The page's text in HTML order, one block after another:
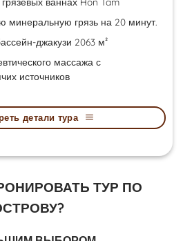
минеральную грязь на 20 минут.
джакузи 2063 м²
массажа с
источников
детали тура
ТУР ПО